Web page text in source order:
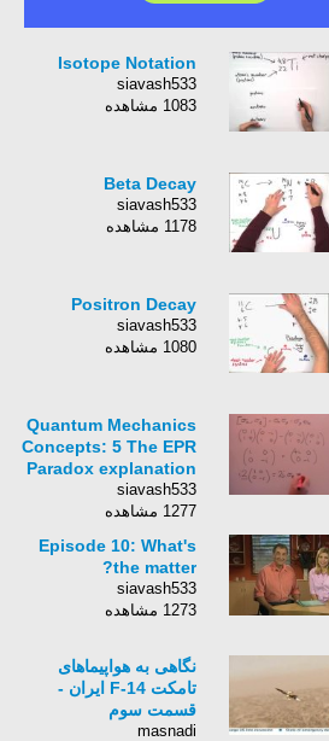
Isotope Notation
siavash533
1083 مشاهده
Beta Decay
siavash533
1178 مشاهده
Positron Decay
siavash533
1080 مشاهده
Quantum Mechanics
Concepts: 5 The EPR
Paradox explanation
siavash533
1277 مشاهده
Episode 10: What's
the matter?
siavash533
1273 مشاهده
نگاهی به هواپیماهای
تامکت F-14 ایران -
قسمت سوم
masnadi